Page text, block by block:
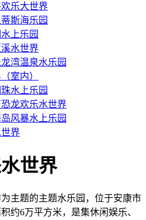
乐大世界
斯海乐园
上乐园
水世界
湾温泉水乐园
室内）
水上乐园
龙欢乐水世界
风暴水上乐园
界
世界
主题的主题水乐园，位于安康市
约6万平方米，是集休闲娱乐、